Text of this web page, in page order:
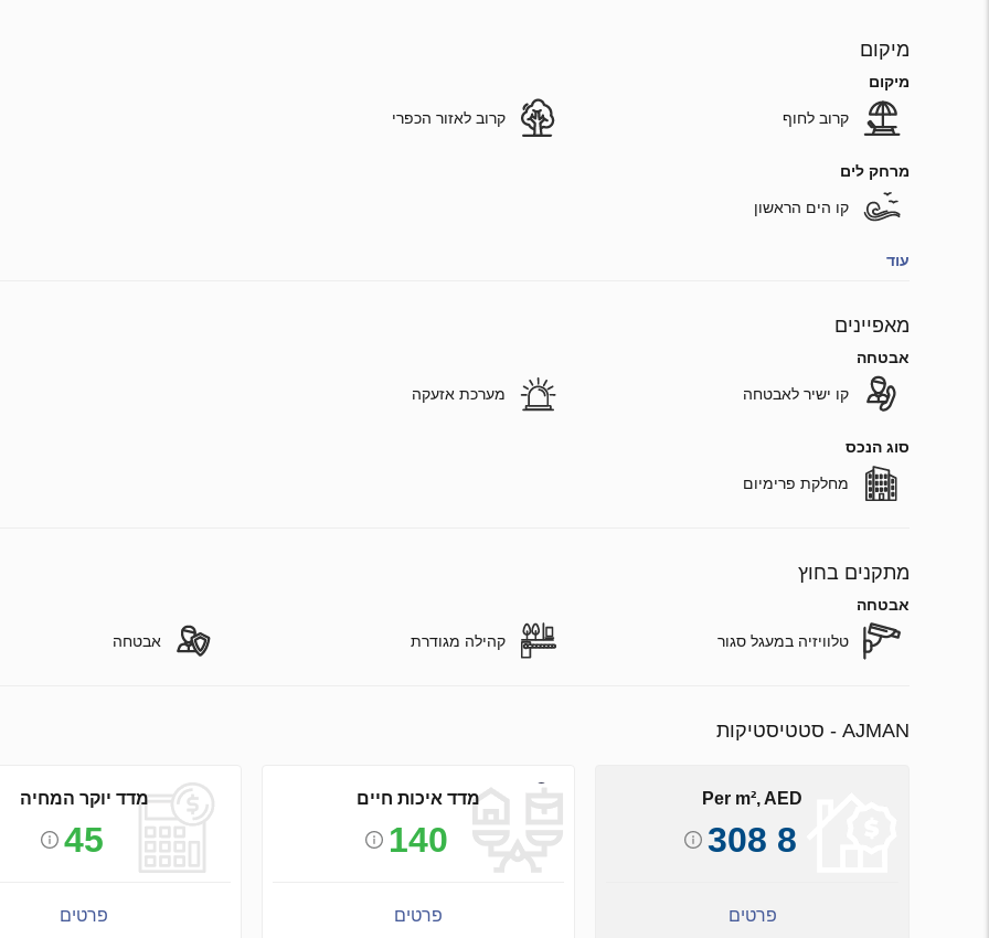
מיקום
מיקום
קרוב לחוף קרוב לאזור הכפרי
מרחק לים
קו הים הראשון
עוד
מאפיינים
אבטחה
קו ישיר לאבטחה מערכת אזעקה
סוג הנכס
מחלקת פרימיום
מתקנים בחוץ
אבטחה
טלוויזיה במעגל סגור קהילה מגודרת אבטחה
AJMAN - סטטיסטיקות
Per m², AED
8 308
פרטים
מדד איכות חיים
140
פרטים
מדד יוקר המחיה
45
פרטים